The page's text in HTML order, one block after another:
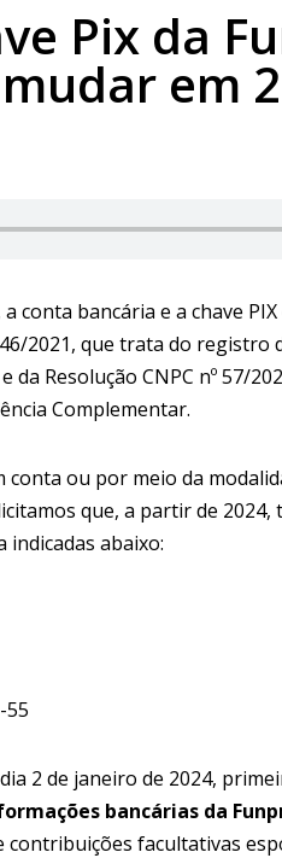
Pix da
mudar em
conta bancária e a chave
2021, que trata do
da Resolução CNPC nº 57/
Complementar.
ou por meio da
que, a partir de
indicadas abaixo:
55
2 de janeiro de 2024,
bancárias da
contribuições facultativas